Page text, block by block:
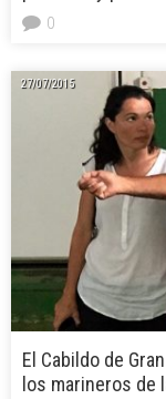
0
27/07/2015
El Cabildo de
los marineros de